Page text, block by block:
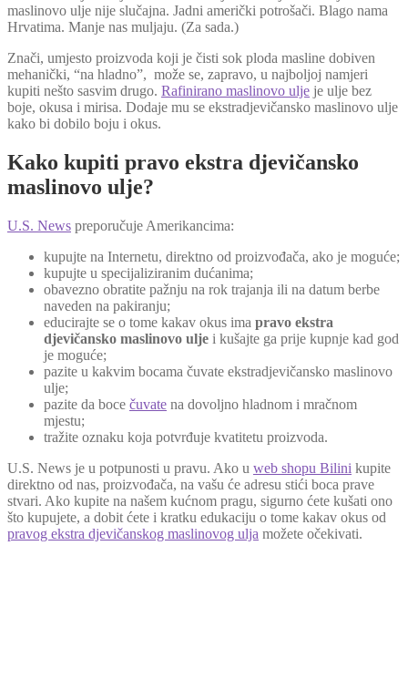
maslinovo ulje nije slučajna. Jadni američki potrošači. Blago nama
Hrvatima. Manje nas muljaju. (Za sada.)
Znači, umjesto proizvoda koji je čisti sok ploda masline dobiven
mehanički, “na hladno”, može se, zapravo, u najboljoj namjeri
kupiti nešto sasvim drugo. Rafinirano maslinovo ulje je ulje bez
boje, okusa i mirisa. Dodaje mu se ekstradjevičansko maslinovo ulje
kako bi dobilo boju i okus.
Kako kupiti pravo ekstra djevičansko
maslinovo ulje?
U.S. News preporučuje Amerikancima:
kupujte na Internetu, direktno od proizvođača, ako je moguće;
kupujte u specijaliziranim dućanima;
obavezno obratite pažnju na rok trajanja ili na datum berbe
naveden na pakiranju;
educirajte se o tome kakav okus ima pravo ekstra
djevičansko maslinovo ulje i kušajte ga prije kupnje kad god
je moguće;
pazite u kakvim bocama čuvate ekstradjevičansko maslinovo
ulje;
pazite da boce čuvate na dovoljno hladnom i mračnom
mjestu;
tražite oznaku koja potvrđuje kvatitetu proizvoda.
U.S. News je u potpunosti u pravu. Ako u web shopu Bilini kupite
direktno od nas, proizvođača, na vašu će adresu stići boca prave
stvari. Ako kupite na našem kućnom pragu, sigurno ćete kušati ono
što kupujete, a dobit ćete i kratku edukaciju o tome kakav okus od
pravog ekstra djevičanskog maslinovog ulja možete očekivati.